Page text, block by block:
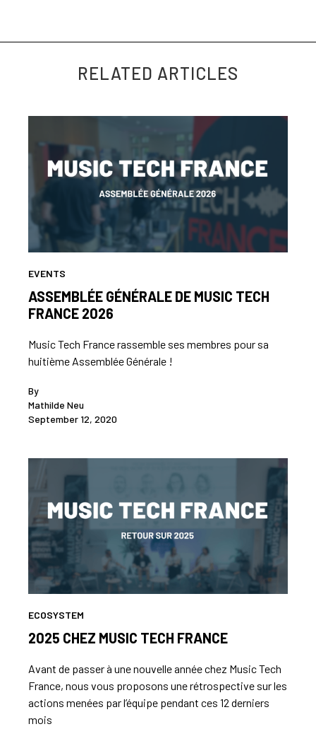
RELATED ARTICLES
EVENTS
ASSEMBLÉE GÉNÉRALE DE MUSIC TECH
FRANCE 2026
Music Tech France rassemble ses membres pour sa
huitième Assemblée Générale !
By
Mathilde Neu
September 12, 2020
ECOSYSTEM
2025 CHEZ MUSIC TECH FRANCE
Avant de passer à une nouvelle année chez Music Tech
France, nous vous proposons une rétrospective sur les
actions menées par l’équipe pendant ces 12 derniers
mois